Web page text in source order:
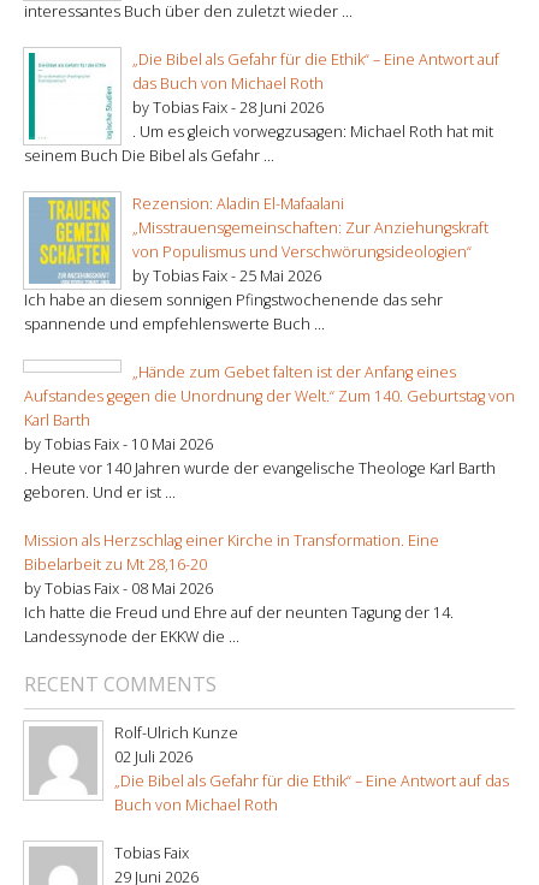
interessantes Buch über den zuletzt wieder ...
„Die Bibel als Gefahr für die Ethik“ – Eine Antwort auf
das Buch von Michael Roth
by Tobias Faix -28 Juni 2026
. Um es gleich vorwegzusagen: Michael Roth hat mit
seinem Buch Die Bibel als Gefahr ...
Rezension: Aladin El-Mafaalani
„Misstrauensgemeinschaften: Zur Anziehungskraft
von Populismus und Verschwörungsideologien“
by Tobias Faix -25 Mai 2026
Ich habe an diesem sonnigen Pfingstwochenende das sehr
spannende und empfehlenswerte Buch ...
„Hände zum Gebet falten ist der Anfang eines
Aufstandes gegen die Unordnung der Welt.“ Zum 140. Geburtstag von
Karl Barth
by Tobias Faix - 10 Mai 2026
. Heute vor 140 Jahren wurde der evangelische Theologe Karl Barth
geboren. Und er ist ...
Mission als Herzschlag einer Kirche in Transformation. Eine
Bibelarbeit zu Mt 28,16-20
by Tobias Faix - 08 Mai 2026
Ich hatte die Freud und Ehre auf der neunten Tagung der 14.
Landessynode der EKKW die ...
RECENT COMMENTS
Rolf-Ulrich Kunze
02 Juli 2026
„Die Bibel als Gefahr für die Ethik“ – Eine Antwort auf das
Buch von Michael Roth
Tobias Faix
29 Juni 2026